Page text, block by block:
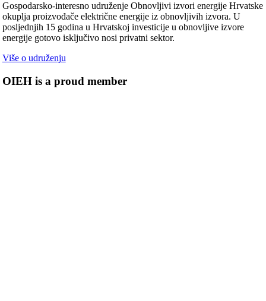
Gospodarsko-interesno udruženje Obnovljivi izvori energije Hrvatske
okuplja proizvođače električne energije iz obnovljivih izvora. U
posljednjih 15 godina u Hrvatskoj investicije u obnovljive izvore
energije gotovo isključivo nosi privatni sektor.
Više o udruženju
OIEH is a proud member